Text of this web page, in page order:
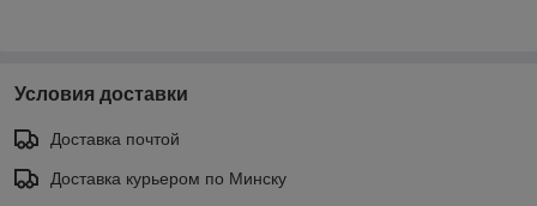
Условия доставки
Доставка почтой
Доставка курьером по Минску